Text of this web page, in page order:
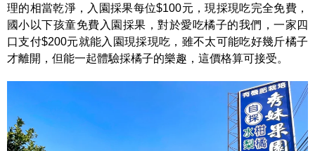
理的相當乾淨，入園採果每位$100元，現採現吃完全免費，
國小以下孩童免費入園採果，對於愛吃橘子的我們，一家四
口支付$200元就能入園現採現吃，雖不太可能吃好幾斤橘子
才離開，但能一起體驗採橘子的樂趣，這價格算可接受。